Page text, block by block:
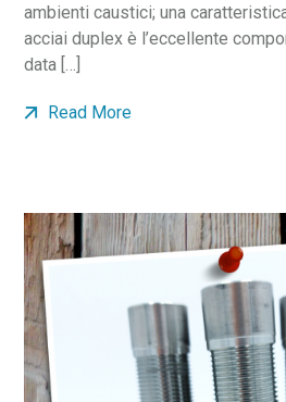
ambienti caustici; una
acciai duplex è l’eccellente
data […]
Read More